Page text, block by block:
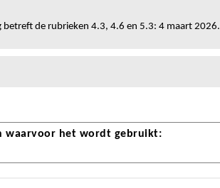
betreft de rubrieken 4.3, 4.6 en 5.3: 4 maart 2026.
waarvoor het wordt gebruikt: